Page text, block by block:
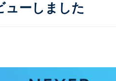
ューしました